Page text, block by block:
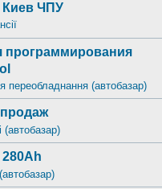
Киев ЧПУ
программирования
переобладнання (автобазар)
продаж
(автобазар)